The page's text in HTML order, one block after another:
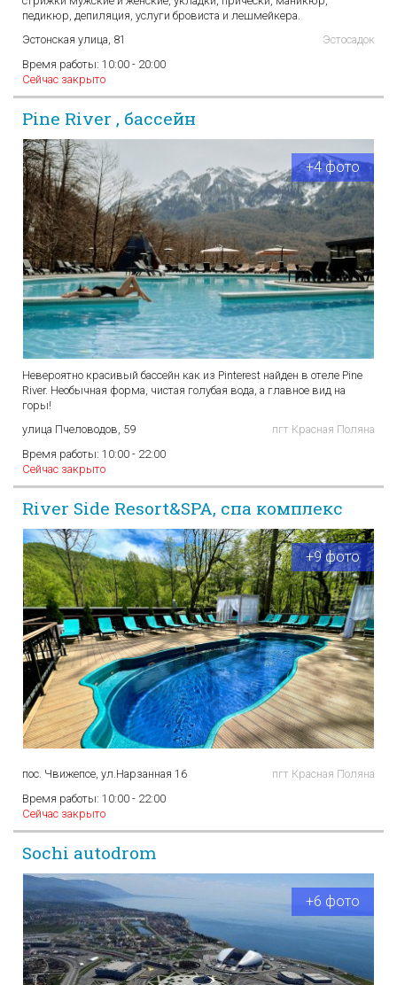
педикюр, депиляция, услуги бровиста и лешмейкера.
Эстонская улица, 81
Эстосадок
Время работы: 10:00 - 20:00
Сейчас закрыто
Pine River , бассейн
+4 фото
Невероятно красивый бассейн как из Pinterest найден в отеле Pine
River. Необычная форма, чистая голубая вода, а главное вид на
горы!
улица Пчеловодов, 59
пгт Красная Поляна
Время работы: 10:00 - 22:00
Сейчас закрыто
River Side Resort&SPA, спа комплекс
+9 фото
пос. Чвижепсе, ул.Нарзанная 16
пгт Красная Поляна
Время работы: 10:00 - 22:00
Сейчас закрыто
Sochi autodrom
+6 фото